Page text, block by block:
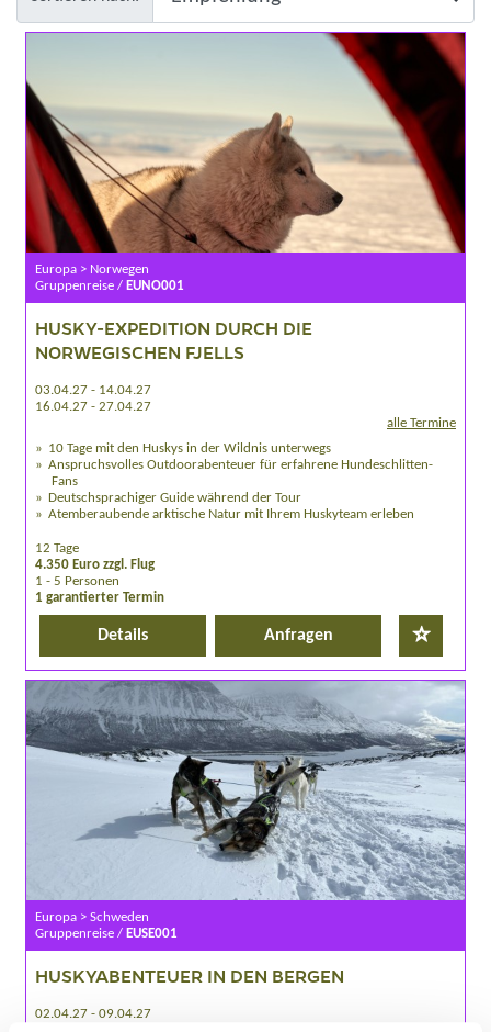
Europa > Norwegen
Gruppenreise / EUNO001
HUSKY-EXPEDITION DURCH DIE
NORWEGISCHEN FJELLS
03.04.27 - 14.04.27
16.04.27 - 27.04.27
alle Termine
10 Tage mit den Huskys in der Wildnis unterwegs
Anspruchsvolles Outdoorabenteuer für erfahrene Hundeschlitten-
Fans
Deutschsprachiger Guide während der Tour
Atemberaubende arktische Natur mit Ihrem Huskyteam erleben
12 Tage
4.350 Euro zzgl. Flug
1 - 5 Personen
1 garantierter Termin
Details Anfragen
Europa > Schweden
Gruppenreise / EUSE001
HUSKYABENTEUER IN DEN BERGEN
02.04.27 - 09.04.27